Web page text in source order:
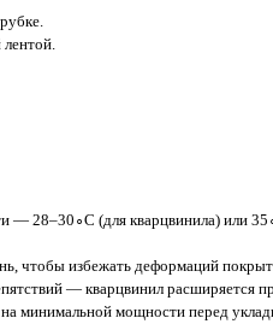
— 28–30∘C (для кварцвинила) или
чтобы избежать деформаций
— кварцвинил расширяется
минимальной мощности перед